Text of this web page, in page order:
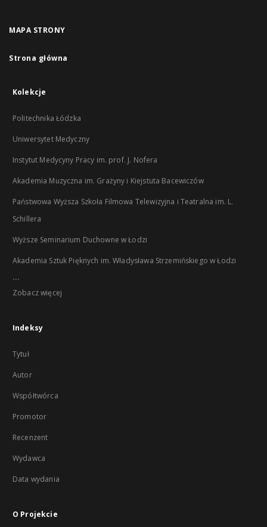
MAPA STRONY
Strona główna
Kolekcje
Politechnika Łódzka
Uniwersytet Medyczny
Instytut Medycyny Pracy im. prof. J. Nofera
Akademia Muzyczna im. Grażyny i Kiejstuta Bacewiczów
Państwowa Wyższa Szkoła Filmowa Telewizyjna i Teatralna im. L.
Schillera
Wyższe Seminarium Duchowne w Łodzi
Akademia Sztuk Pięknych im. Władysława Strzemińskiego w Łodzi
...
Zobacz więcej
Indeksy
Tytuł
Autor
Współtwórca
Promotor
Recenzent
Wydawca
Data wydania
O Projekcie